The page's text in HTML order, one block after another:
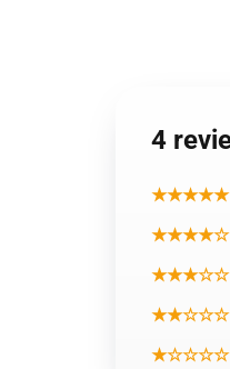
4
★★★★★
★★★★☆
★★★☆☆
★★☆☆☆
★☆☆☆☆